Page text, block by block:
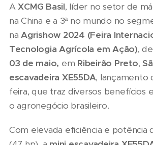
AXCMG Basil, líder no setor de
na China e a 3ª no mundo no
naAgrishow 2024 (Feira
Tecnologia Agrícola em Ação), de
03 de maio, em Ribeirão Preto,
escavadeira XE55DA, lançamento
feira, que traz diversos benefícios
o agronegócio brasileiro.
Com elevada eficiência e